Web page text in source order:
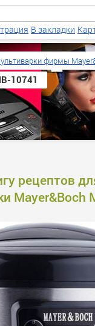
рецептов
Mayer&Boch
фирмы
10741
В закладки